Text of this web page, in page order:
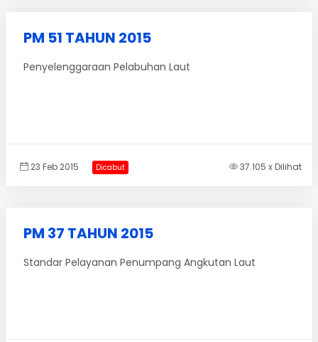
PM 51 TAHUN 2015
Penyelenggaraan Pelabuhan Laut
23 Feb 2015 Dicabut 37.105 x Dilihat
PM 37 TAHUN 2015
Standar Pelayanan Penumpang Angkutan Laut